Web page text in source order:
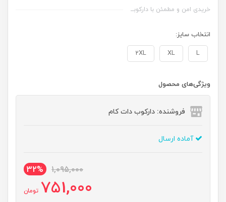
خریدی امن و مطمئن با دارکوبــ
انتخاب سایز:
L
XL
2XL
ویژگی‌های محصول
فروشنده: دارکوب دات کام
آماده ارسال
1,095,000
32%
751,000 تومان